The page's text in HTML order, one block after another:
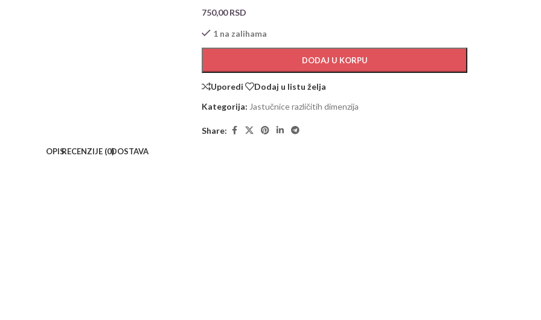
750,00RSD
1 na zalihama
DODAJ U KORPU
Uporedi
Dodaj u listu želja
Kategorija: Jastučnice različitih dimenzija
Share:
OPISRECENZIJE (0)DOSTAVA